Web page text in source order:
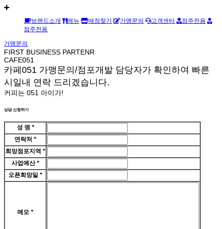
브랜드소개 메뉴 매장찾기 가맹문의 고객센터
점주전용
점주전용
가맹문의
FIRST BUSINESS PARTENR
CAFE051
카페051 가맹문의/점포개발 담당자가 확인하여 빠른
시일내 연락 드리겠습니다.
커피는 051 아이가!
상담 신청하기
성 명 *
연락처 *
희망점포지역 *
사업예산*
오픈희망일 *
메모 *